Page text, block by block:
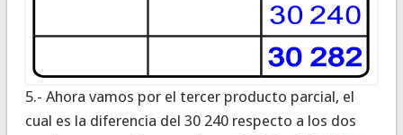
5.- Ahora vamos por el tercer producto parcial, el
cual es la diferencia del 30 240 respecto a los dos